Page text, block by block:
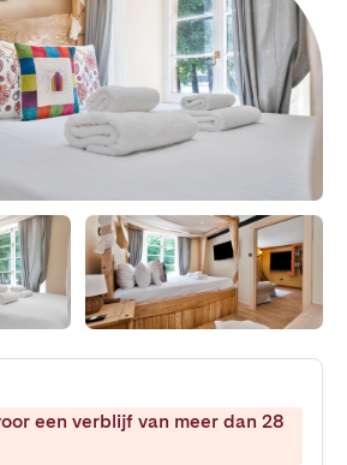
een verblijf van meer dan 28